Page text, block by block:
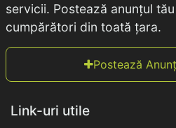
servicii. Postează anunțul
cumpărători din toată țara.
Postează
Link-uri utile